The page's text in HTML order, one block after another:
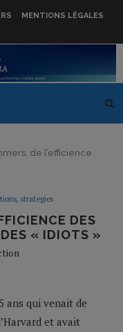
MENTIONS LÉGALES
de l’efficience
strategies
DES
« IDIOTS »
ans qui venait de
et avait